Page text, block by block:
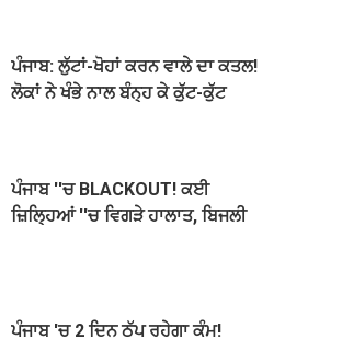
ਪੰਜਾਬ: ਲੁੱਟਾਂ-ਖੋਹਾਂ ਕਰਨ ਵਾਲੇ ਦਾ ਕਤਲ!
ਲੋਕਾਂ ਨੇ ਖੰਭੇ ਨਾਲ ਬੰਨ੍ਹ ਕੇ ਕੁੱਟ-ਕੁੱਟ
ਪੰਜਾਬ ''ਚ BLACKOUT! ਕਈ
ਜ਼ਿਲ੍ਹਿਆਂ ''ਚ ਵਿਗੜੇ ਹਾਲਾਤ, ਬਿਜਲੀ
ਪੰਜਾਬ 'ਚ 2 ਦਿਨ ਠੱਪ ਰਹੇਗਾ ਕੰਮ!